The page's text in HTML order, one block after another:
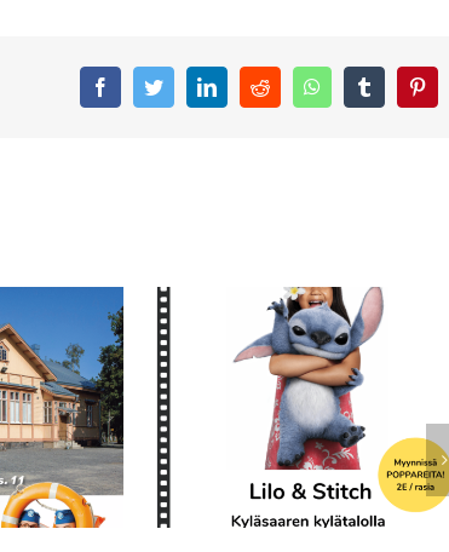
FacebookTwitterLinkedInReddit WhatsappTumblr